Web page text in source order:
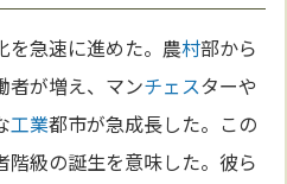
を急速に進めた。農村部から
者が増え、マンチェスターや
工業都市が急成長した。この
階級の誕生を意味した。彼ら